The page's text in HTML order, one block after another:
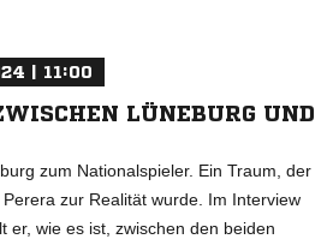
| 11:00
LÜNEBURG UND
zum Nationalspieler. Ein Traum, der
zur Realität wurde. Im Interview
er, wie es ist, zwischen den beiden